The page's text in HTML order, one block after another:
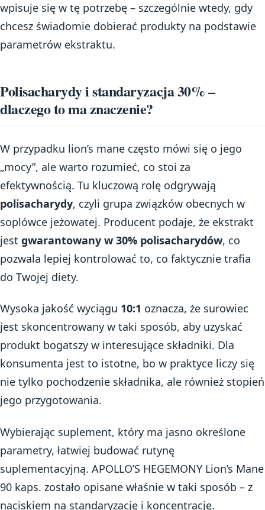
wpisuje się w tę potrzebę – szczególnie wtedy, gdy
chcesz świadomie dobierać produkty na podstawie
parametrów ekstraktu.
Polisacharydy i standaryzacja 30% –
dlaczego to ma znaczenie?
W przypadku lion’s mane często mówi się o jego
„mocy”, ale warto rozumieć, co stoi za
efektywnością. Tu kluczową rolę odgrywają
polisacharydy, czyli grupa związków obecnych w
soplówce jeżowatej. Producent podaje, że ekstrakt
jest gwarantowany w 30% polisacharydów, co
pozwala lepiej kontrolować to, co faktycznie trafia
do Twojej diety.
Wysoka jakość wyciągu 10:1 oznacza, że surowiec
jest skoncentrowany w taki sposób, aby uzyskać
produkt bogatszy w interesujące składniki. Dla
konsumenta jest to istotne, bo w praktyce liczy się
nie tylko pochodzenie składnika, ale również stopień
jego przygotowania.
Wybierając suplement, który ma jasno określone
parametry, łatwiej budować rutynę
suplementacyjną. APOLLO’S HEGEMONY Lion’s Mane
90 kaps. zostało opisane właśnie w taki sposób – z
naciskiem na standaryzację i koncentrację.